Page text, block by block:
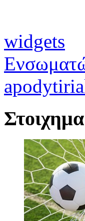
widgets
Στοιχημα